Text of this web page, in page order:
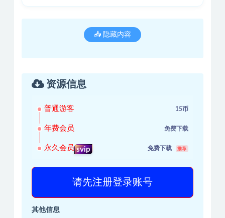
📥 隐藏内容
资源信息
普通游客 15币
年费会员 免费下载
永久会员 svip 免费下载 推荐
请先注册登录账号
其他信息